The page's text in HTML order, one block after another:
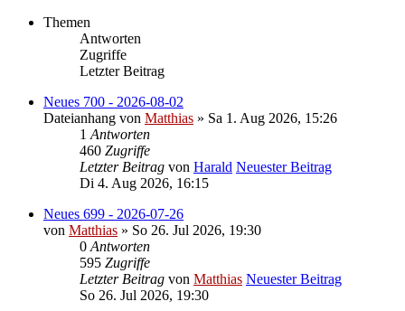
Themen
Antworten
Zugriffe
Letzter Beitrag
Neues 700 - 2026-08-02
Dateianhang von Matthias » Sa 1. Aug 2026, 15:26
1 Antworten
460 Zugriffe
Letzter Beitrag von Harald Neuester Beitrag
Di 4. Aug 2026, 16:15
Neues 699 - 2026-07-26
von Matthias » So 26. Jul 2026, 19:30
0 Antworten
595 Zugriffe
Letzter Beitrag von Matthias Neuester Beitrag
So 26. Jul 2026, 19:30